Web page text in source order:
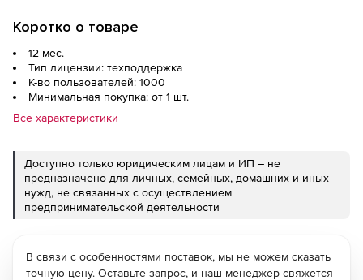
Коротко о товаре
12 мес.
Тип лицензии: техподдержка
К-во пользователей: 1000
Минимальная покупка: от 1 шт.
Все характеристики
Доступно только юридическим лицам и ИП – не
предназначено для личных, семейных, домашних и иных
нужд, не связанных с осуществлением
предпринимательской деятельности
В связи с особенностями поставок, мы не можем сказать
точную цену. Оставьте запрос, и наш менеджер свяжется